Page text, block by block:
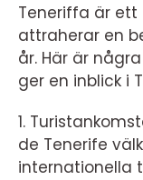
Teneriffa är ett
attraherar en
år. Här är
ger en inblick i
1.
de Tenerife
internationella